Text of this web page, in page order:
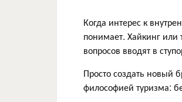
Когда интерес к
понимает. Хайкинг
вопросов вводят в
Просто создать новый
философией туризма: